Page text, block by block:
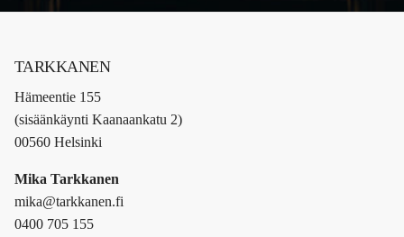
TARKKANEN
Hämeentie 155
(sisäänkäynti Kaanaankatu 2)
00560 Helsinki
Mika Tarkkanen
mika@tarkkanen.fi
0400 705 155